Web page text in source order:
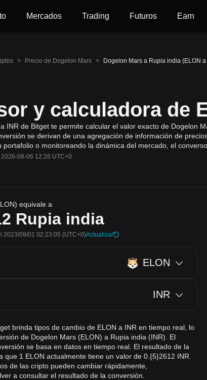
Mercados Trading Futuros Earn
> Precio de Dogelon Mars > Dogelon Mars a Rupia india (ELON
y calculadora de
INR de Bitget te permite calcular el valor exacto de Dogelon
se derivan de una agregación de información de
portafolio o monitoreando la dinámica del mercado, el
2026-08-06 12:26 UTC+0
equivale a
Rupia india
2023/09/01 02:23:05 (UTC+0)Actualizar
ELON
INR
brinda tipos de cambio de ELON a INR en tiempo real, lo
de Dogelon Mars (ELON) a Rupia india (INR). El
se basa en datos en tiempo real. El resultado de la
que 1 ELON actualmente tiene un valor de 0.{5}2612 INR.
de las cripto pueden cambiar rápidamente,
a consultar el resultado de la conversión.